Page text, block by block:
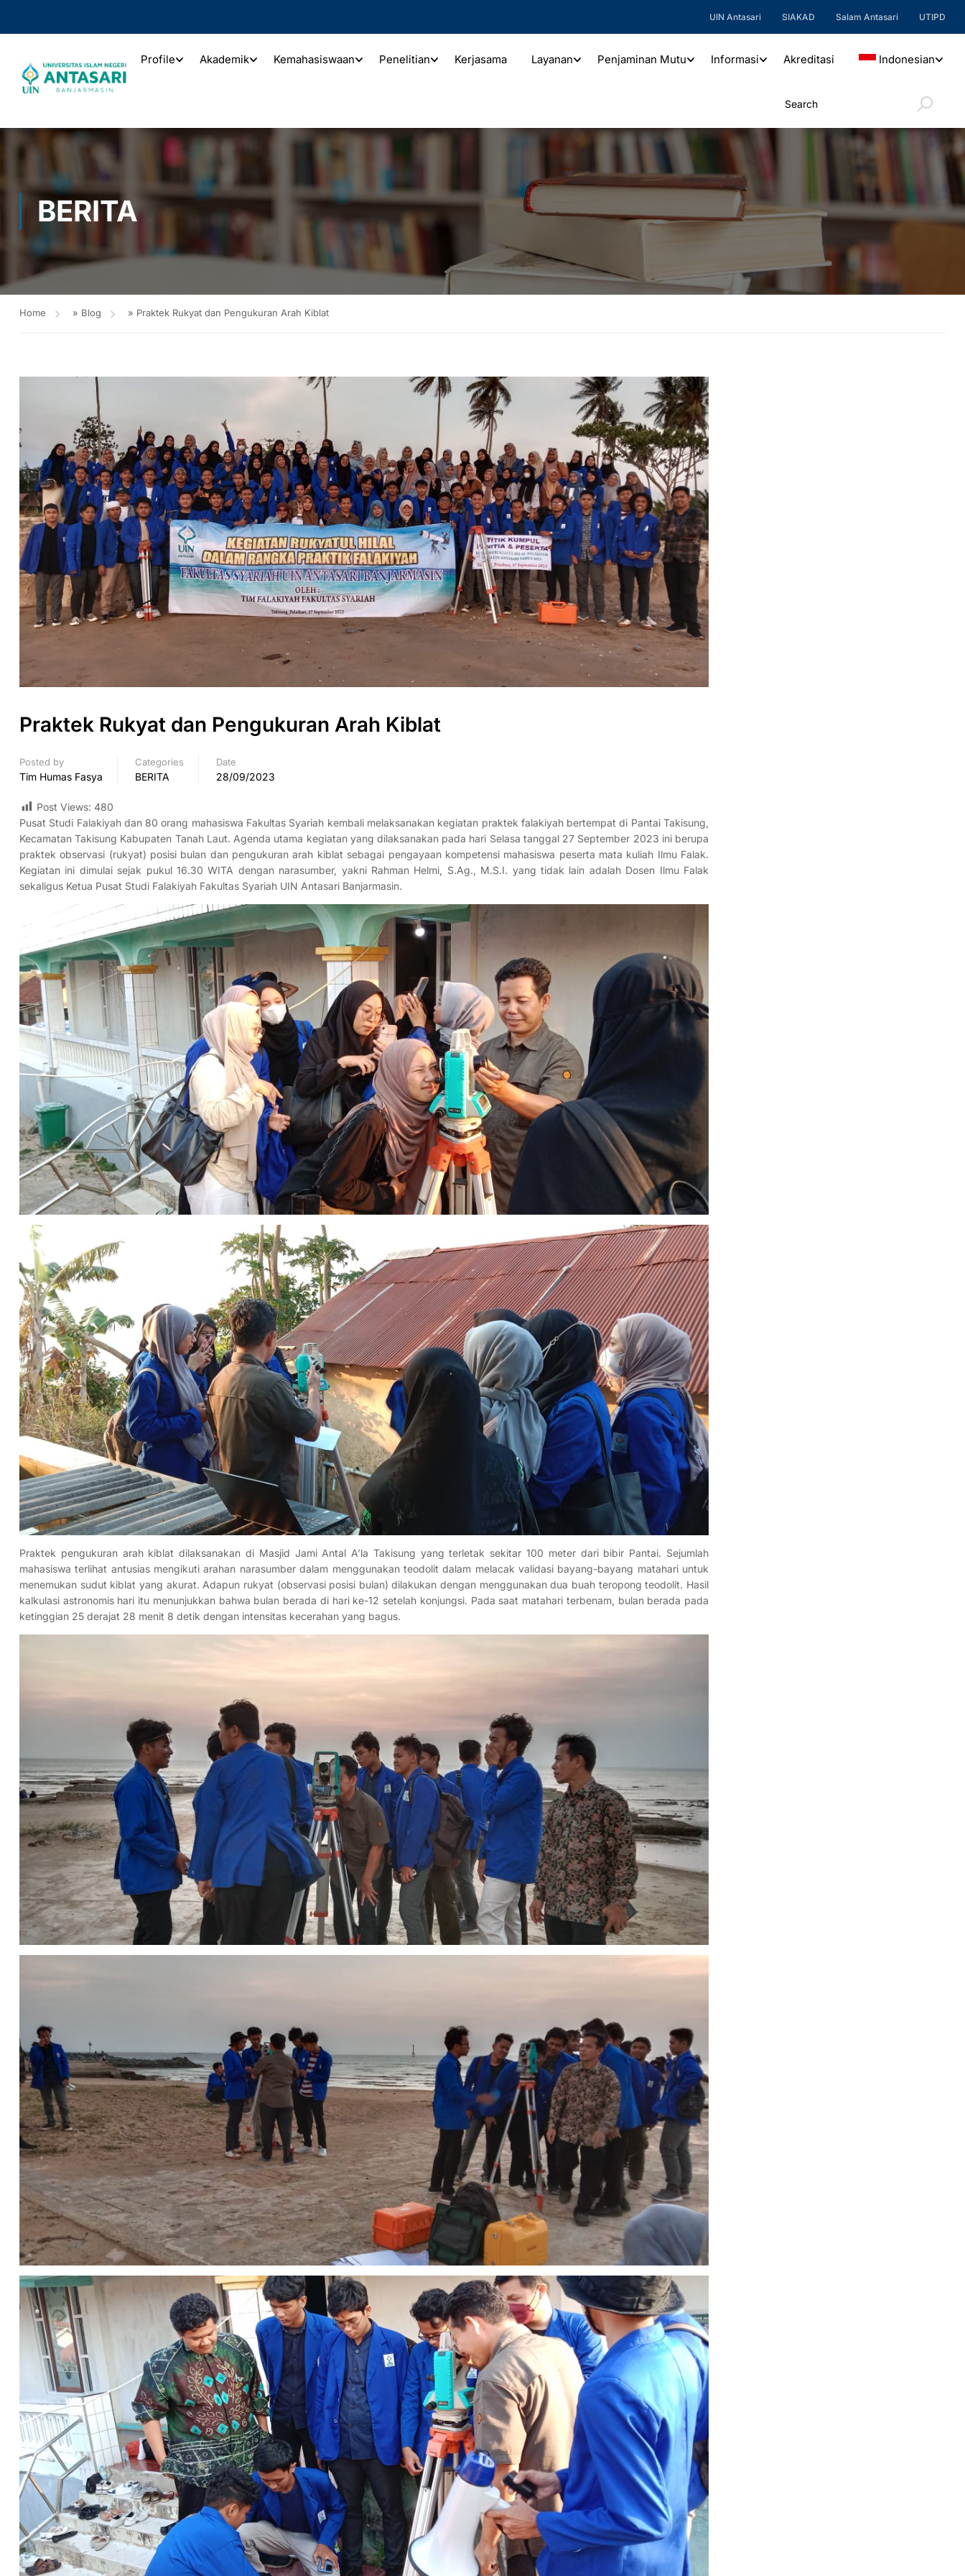
UIN Antasari SIAKAD Salam Antasari UTIPD
Profile Akademik Kemahasiswaan Penelitian Kerjasama Layanan Penjaminan Mutu Informasi Akreditasi Indonesian
BERITA
Home » Blog » Praktek Rukyat dan Pengukuran Arah Kiblat
Praktek Rukyat dan Pengukuran Arah Kiblat
Posted by
Tim Humas Fasya
Categories
BERITA
Date
28/09/2023
Post Views: 480
Pusat Studi Falakiyah dan 80 orang mahasiswa Fakultas Syariah kembali melaksanakan kegiatan praktek falakiyah bertempat di Pantai Takisung,
Kecamatan Takisung Kabupaten Tanah Laut. Agenda utama kegiatan yang dilaksanakan pada hari Selasa tanggal 27 September 2023 ini berupa
praktek observasi (rukyat) posisi bulan dan pengukuran arah kiblat sebagai pengayaan kompetensi mahasiswa peserta mata kuliah Ilmu Falak.
Kegiatan ini dimulai sejak pukul 16.30 WITA dengan narasumber, yakni Rahman Helmi, S.Ag., M.S.I. yang tidak lain adalah Dosen Ilmu Falak
sekaligus Ketua Pusat Studi Falakiyah Fakultas Syariah UIN Antasari Banjarmasin.
Praktek pengukuran arah kiblat dilaksanakan di Masjid Jami Antal A’la Takisung yang terletak sekitar 100 meter dari bibir Pantai. Sejumlah
mahasiswa terlihat antusias mengikuti arahan narasumber dalam menggunakan teodolit dalam melacak validasi bayang-bayang matahari untuk
menemukan sudut kiblat yang akurat. Adapun rukyat (observasi posisi bulan) dilakukan dengan menggunakan dua buah teropong teodolit. Hasil
kalkulasi astronomis hari itu menunjukkan bahwa bulan berada di hari ke-12 setelah konjungsi. Pada saat matahari terbenam, bulan berada pada
ketinggian 25 derajat 28 menit 8 detik dengan intensitas kecerahan yang bagus.